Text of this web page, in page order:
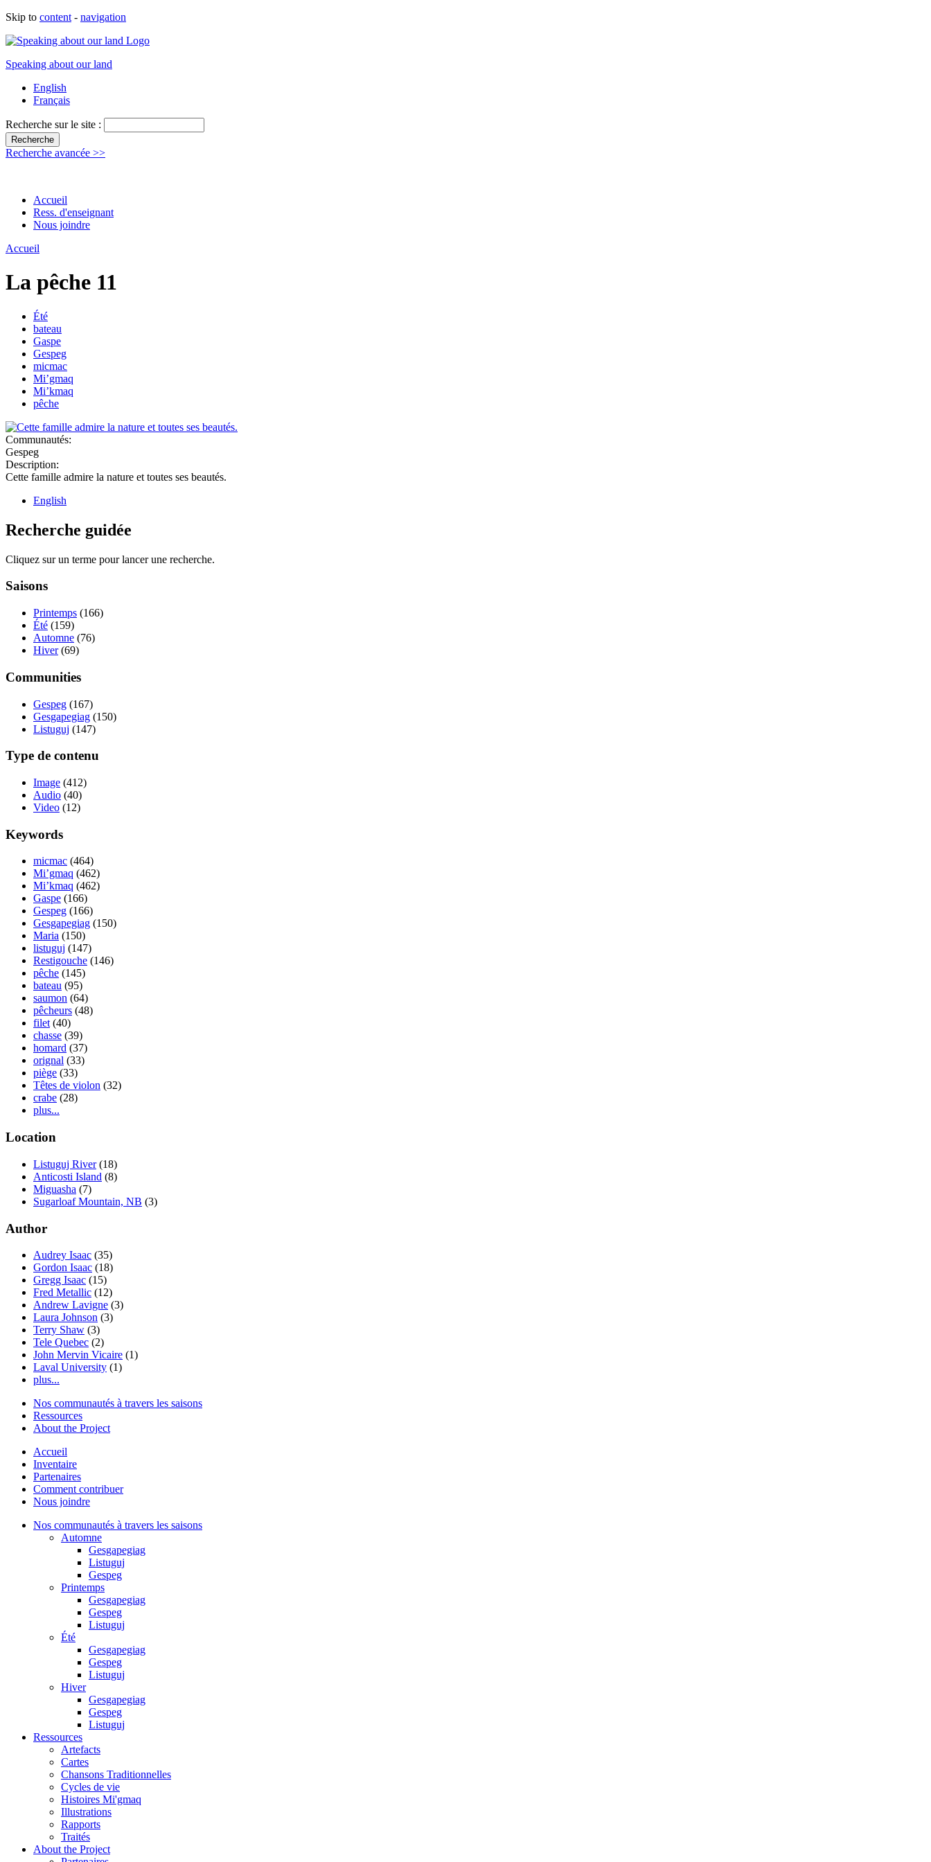
Skip to content - navigation
Speaking about our land
English
Français
Recherche sur le site :
Recherche avancée >>
Accueil
Ress. d'enseignant
Nous joindre
Accueil
La pêche 11
Été
bateau
Gaspe
Gespeg
micmac
Mi’gmaq
Mi’kmaq
pêche
Communautés:
Gespeg
Description:
Cette famille admire la nature et toutes ses beautés.
English
Recherche guidée
Cliquez sur un terme pour lancer une recherche.
Saisons
Printemps (166)
Été (159)
Automne (76)
Hiver(69)
Communities
Gespeg (167)
Gesgapegiag (150)
Listuguj (147)
Type de contenu
Image (412)
Audio (40)
Video (12)
Keywords
micmac (464)
Mi’gmaq (462)
Mi’kmaq (462)
Gaspe (166)
Gespeg (166)
Gesgapegiag (150)
Maria (150)
listuguj (147)
Restigouche (146)
pêche (145)
bateau (95)
saumon (64)
pêcheurs (48)
filet(40)
chasse (39)
homard (37)
orignal (33)
piège (33)
Têtes de violon (32)
crabe (28)
plus...
Location
Listuguj River(18)
Anticosti Island (8)
Miguasha (7)
Sugarloaf Mountain, NB (3)
Author
Audrey Isaac (35)
Gordon Isaac (18)
Gregg Isaac (15)
Fred Metallic (12)
Andrew Lavigne (3)
Laura Johnson (3)
Terry Shaw (3)
Tele Quebec (2)
John Mervin Vicaire (1)
Laval University (1)
plus...
Nos communautés à travers les saisons
Ressources
About the Project
Accueil
Inventaire
Partenaires
Comment contribuer
Nous joindre
Nos communautés à travers les saisons
Automne
Gesgapegiag
Listuguj
Gespeg
Printemps
Gesgapegiag
Gespeg
Listuguj
Été
Gesgapegiag
Gespeg
Listuguj
Hiver
Gesgapegiag
Gespeg
Listuguj
Ressources
Artefacts
Cartes
Chansons Traditionnelles
Cycles de vie
Histoires Mi'gmaq
Illustrations
Rapports
Traités
About the Project